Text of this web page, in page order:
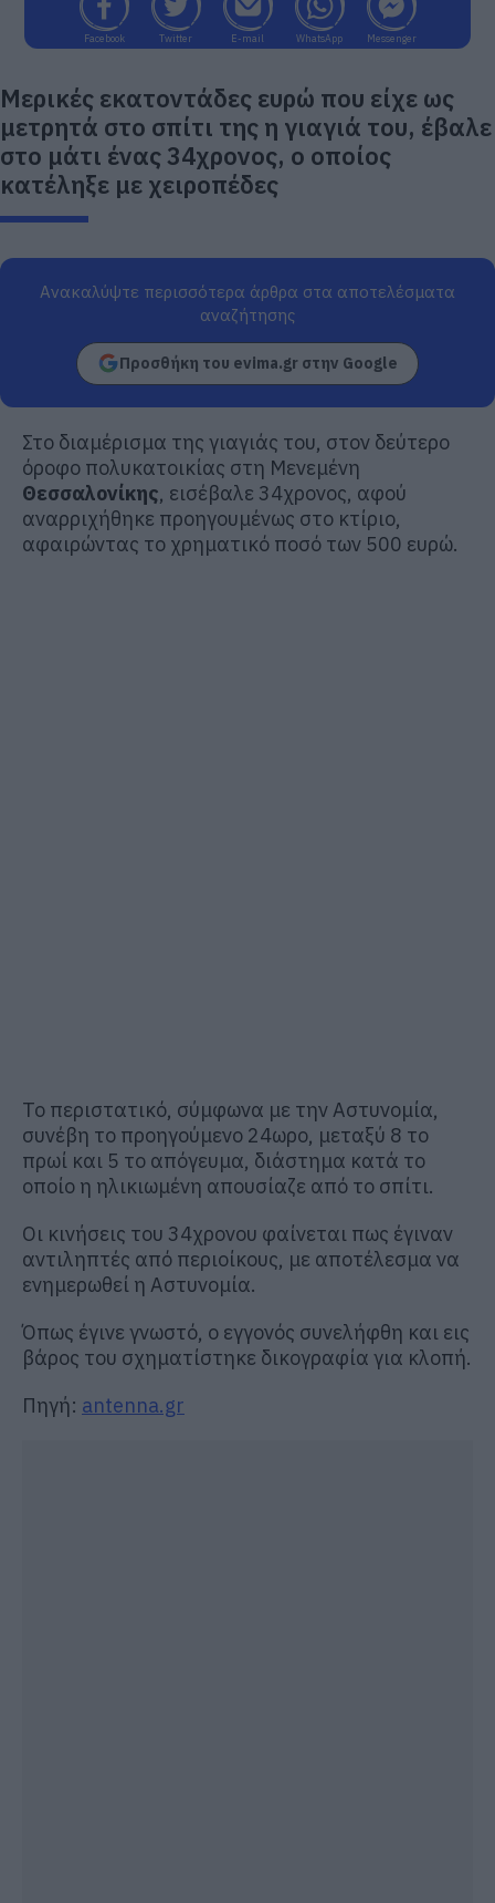
Facebook Twitter E-mail WhatsApp Messenger
Μερικές εκατοντάδες ευρώ που είχε ως
μετρητά στο σπίτι της η γιαγιά του, έβαλε
στο μάτι ένας 34χρονος, ο οποίος
κατέληξε με χειροπέδες
Ανακαλύψτε περισσότερα άρθρα στα αποτελέσματα
αναζήτησης
Προσθήκη του evima.gr στην Google
Στο διαμέρισμα της γιαγιάς του, στον δεύτερο
όροφο πολυκατοικίας στη Μενεμένη
Θεσσαλονίκης, εισέβαλε 34χρονος, αφού
αναρριχήθηκε προηγουμένως στο κτίριο,
αφαιρώντας το χρηματικό ποσό των 500 ευρώ.
Το περιστατικό, σύμφωνα με την Αστυνομία,
συνέβη το προηγούμενο 24ωρο, μεταξύ 8 το
πρωί και 5 το απόγευμα, διάστημα κατά το
οποίο η ηλικιωμένη απουσίαζε από το σπίτι.
Οι κινήσεις του 34χρονου φαίνεται πως έγιναν
αντιληπτές από περιοίκους, με αποτέλεσμα να
ενημερωθεί η Αστυνομία.
Όπως έγινε γνωστό, ο εγγονός συνελήφθη και εις
βάρος του σχηματίστηκε δικογραφία για κλοπή.
Πηγή: antenna.gr